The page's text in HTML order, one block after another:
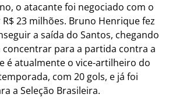
o atacante foi negociado com o
23 milhões. Bruno Henrique fez
a saída do Santos, chegando
concentrar para a partida contra a
é atualmente o vice-artilheiro do
com 20 gols, e já foi
a Seleção Brasileira.